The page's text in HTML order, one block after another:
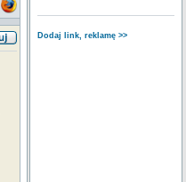
Dodaj link, reklamę >>